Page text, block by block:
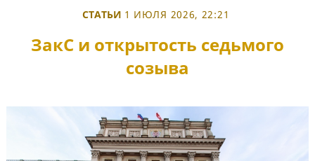
СТАТЬИ 1 ИЮЛЯ 2026, 22:21
ЗакС и открытость седьмого
созыва